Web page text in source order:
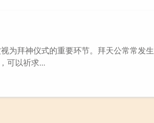
为拜神仪式的重要环节。拜天公常常发生
可以祈求...